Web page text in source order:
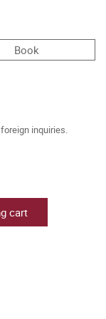
Book
inquiries.
cart